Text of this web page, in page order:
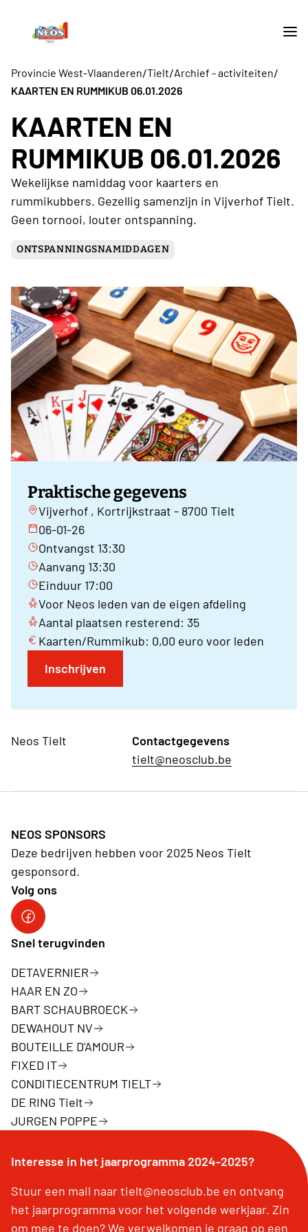
Provincie West-Vlaanderen/Tielt/Archief - activiteiten/
KAARTEN EN RUMMIKUB 06.01.2026
KAARTEN EN
RUMMIKUB 06.01.2026
Wekelijkse namiddag voor kaarters en
rummikubbers. Gezellig samenzijn in Vijverhof Tielt.
Geen tornooi, louter ontspanning.
ONTSPANNINGSNAMIDDAGEN
Praktische gegevens
Vijverhof , Kortrijkstraat - 8700 Tielt
06-01-26
Ontvangst 13:30
Aanvang 13:30
Einduur 17:00
Voor Neos leden van de eigen afdeling
Aantal plaatsen resterend: 35
Kaarten/Rummikub: 0,00 euro voor leden
Inschrijven
Neos Tielt
Contactgegevens
tielt@neosclub.be
NEOS SPONSORS
Deze bedrijven hebben voor 2025 Neos Tielt
gesponsord.
Volg ons
Facebookpagina Neos Tielt
Snel terugvinden
DETAVERNIER
HAAR EN ZO
BART SCHAUBROECK
DEWAHOUT NV
BOUTEILLE D'AMOUR
FIXED IT
CONDITIECENTRUM TIELT
DE RING Tielt
JURGEN POPPE
Interesse in het jaarprogramma 2024-2025?
Stuur een mail naar tielt@neosclub.be en ontvang
het jaarprogramma voor het volgende werkjaar. Zin
om mee te doen? We verwelkomen je graag op een